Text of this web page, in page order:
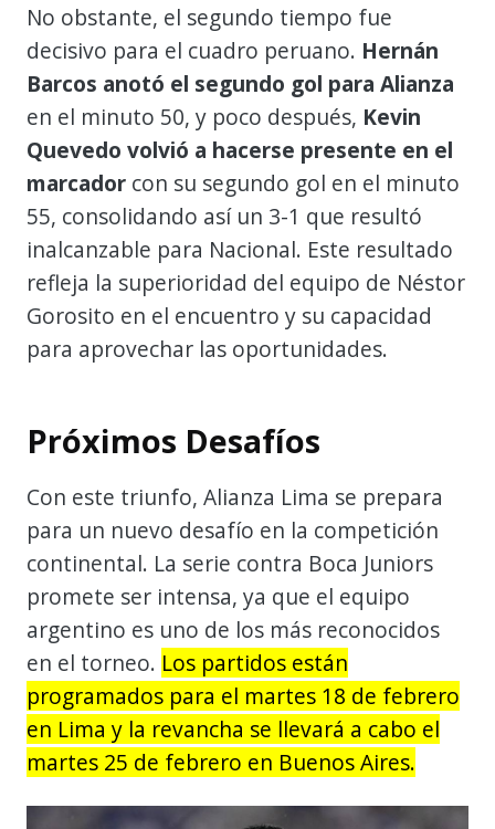
No obstante, el segundo tiempo fue
decisivo para el cuadro peruano. Hernán
Barcos anotó el segundo gol para Alianza
en el minuto 50, y poco después, Kevin
Quevedo volvió a hacerse presente en el
marcador con su segundo gol en el minuto
55, consolidando así un 3-1 que resultó
inalcanzable para Nacional. Este resultado
refleja la superioridad del equipo de Néstor
Gorosito en el encuentro y su capacidad
para aprovechar las oportunidades.
Próximos Desafíos
Con este triunfo, Alianza Lima se prepara
para un nuevo desafío en la competición
continental. La serie contra Boca Juniors
promete ser intensa, ya que el equipo
argentino es uno de los más reconocidos
en el torneo. Los partidos están
programados para el martes 18 de febrero
en Lima y la revancha se llevará a cabo el
martes 25 de febrero en Buenos Aires.